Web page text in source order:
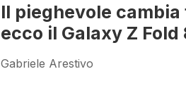
Il pieghevole
ecco il Galaxy Z Fold
Gabriele Arestivo